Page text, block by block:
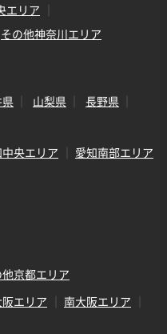
エリア
その他神奈川エリア
山梨県
長野県
央エリア
愛知南部エリア
京都エリア
エリア
南大阪エリア